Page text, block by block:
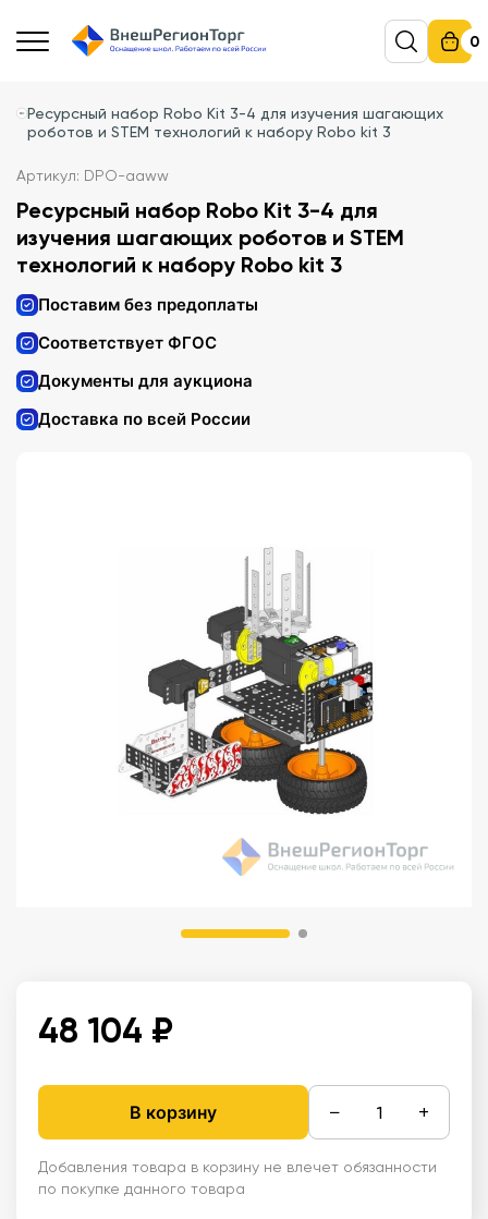
0
Ресурсный набор Robo Kit 3-4 для изучения шагающих
роботов и STEM технологий к набору Robo kit 3
Артикул: DPO-aaww
Ресурсный набор Robo Kit 3-4 для
изучения шагающих роботов и STEM
технологий к набору Robo kit 3
Поставим без предоплаты
Соответствует ФГОС
Документы для аукциона
Доставка по всей России
48 104 ₽
В корзину − +
Добавления товара в корзину не влечет обязанности
по покупке данного товара